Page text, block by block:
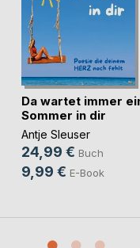
Da wartet immer
Sommer in dir
Antje Sleuser
24,99 € Buch
9,99 € E-Book